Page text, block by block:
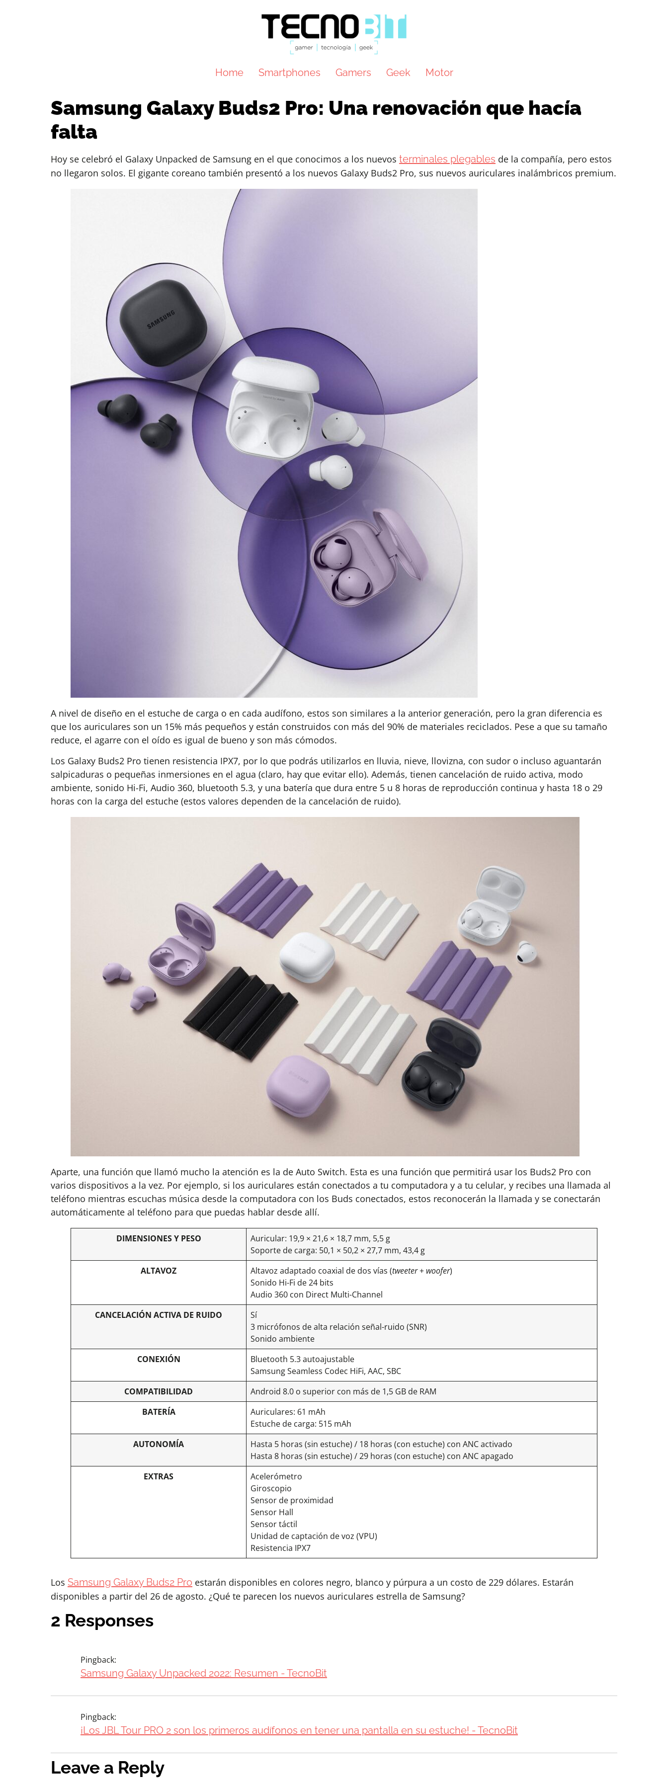
Home Smartphones Gamers Geek Motor
Samsung Galaxy Buds2 Pro: Una renovación que hacía
falta
Hoy se celebró el Galaxy Unpacked de Samsung en el que conocimos a los nuevos terminales plegables de la compañía, pero estos
no llegaron solos. El gigante coreano también presentó a los nuevos Galaxy Buds2 Pro, sus nuevos auriculares inalámbricos premium.
A nivel de diseño en el estuche de carga o en cada audífono, estos son similares a la anterior generación, pero la gran diferencia es
que los auriculares son un 15% más pequeños y están construidos con más del 90% de materiales reciclados. Pese a que su tamaño
reduce, el agarre con el oído es igual de bueno y son más cómodos.
Los Galaxy Buds2 Pro tienen resistencia IPX7, por lo que podrás utilizarlos en lluvia, nieve, llovizna, con sudor o incluso aguantarán
salpicaduras o pequeñas inmersiones en el agua (claro, hay que evitar ello). Además, tienen cancelación de ruido activa, modo
ambiente, sonido Hi-Fi, Audio 360, bluetooth 5.3, y una batería que dura entre 5 u 8 horas de reproducción continua y hasta 18 o 29
horas con la carga del estuche (estos valores dependen de la cancelación de ruido).
Aparte, una función que llamó mucho la atención es la de Auto Switch. Esta es una función que permitirá usar los Buds2 Pro con
varios dispositivos a la vez. Por ejemplo, si los auriculares están conectados a tu computadora y a tu celular, y recibes una llamada al
teléfono mientras escuchas música desde la computadora con los Buds conectados, estos reconocerán la llamada y se conectarán
automáticamente al teléfono para que puedas hablar desde allí.
DIMENSIONES Y PESO
Auricular: 19,9 × 21,6 × 18,7 mm, 5,5 g
Soporte de carga: 50,1 × 50,2 × 27,7 mm, 43,4 g
ALTAVOZ
Altavoz adaptado coaxial de dos vías (tweeter+ woofer)
Sonido Hi-Fi de 24 bits
Audio 360 con Direct Multi-Channel
CANCELACIÓN ACTIVA DE RUIDO
Sí
3 micrófonos de alta relación señal-ruido (SNR)
Sonido ambiente
CONEXIÓN
Bluetooth 5.3 autoajustable
Samsung Seamless Codec HiFi, AAC, SBC
COMPATIBILIDAD
Android 8.0 o superior con más de 1,5 GB de RAM
BATERÍA
Auriculares: 61 mAh
Estuche de carga: 515 mAh
AUTONOMÍA
Hasta 5 horas (sin estuche) / 18 horas (con estuche) con ANC activado
Hasta 8 horas (sin estuche) / 29 horas (con estuche) con ANC apagado
EXTRAS
Acelerómetro
Giroscopio
Sensor de proximidad
Sensor Hall
Sensor táctil
Unidad de captación de voz (VPU)
Resistencia IPX7
Los Samsung Galaxy Buds2 Pro estarán disponibles en colores negro, blanco y púrpura a un costo de 229 dólares. Estarán
disponibles a partir del 26 de agosto. ¿Qué te parecen los nuevos auriculares estrella de Samsung?
2 Responses
Pingback:
Samsung Galaxy Unpacked 2022: Resumen - TecnoBit
Pingback:
¡Los JBL Tour PRO 2 son los primeros audífonos en tener una pantalla en su estuche! - TecnoBit
Leave a Reply